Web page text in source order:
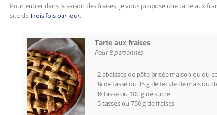
Pour entrer dans la saison des fraises, je vous propose une tarte aux
site deTrois fois par jour.
Tarte aux fraises
Pour 8 personnes
2 abaisses de pâte brisée maison ou du
¼ de tasse ou 35 g de fécule de maïs ou
½ tasse ou 100 g de sucre
5 tasses ou 750 g de fraises